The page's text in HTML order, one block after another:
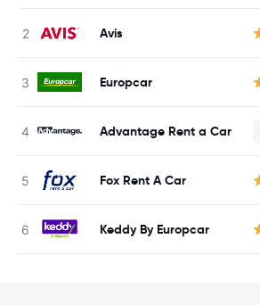
Avis
Europcar
Advantage Rent a Car
Fox Rent A Car
Keddy By Europcar